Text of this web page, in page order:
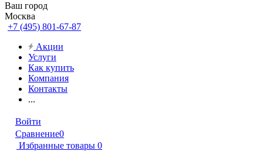
Ваш город
Москва
+7 (495) 801-67-87
Акции
Услуги
Как купить
Компания
Контакты
...
Войти
Сравнение0
Избранные товары 0